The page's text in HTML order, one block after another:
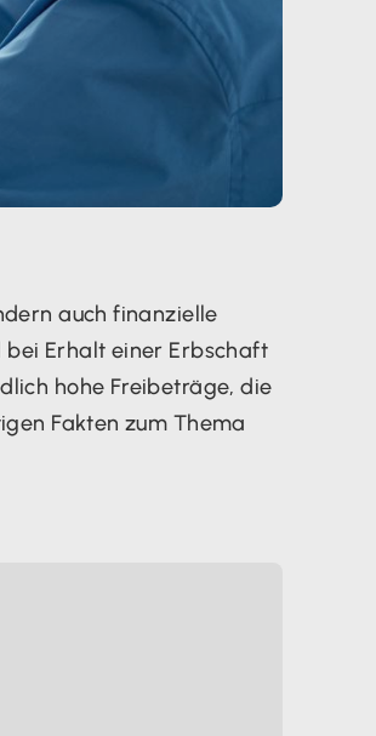
auch finanzielle
Erhalt einer Erbschaft
hohe Freibeträge, die
Fakten zum Thema